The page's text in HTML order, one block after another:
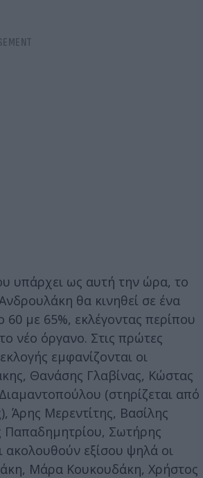
υπάρχει ως αυτή την ώρα, το
θα κινηθεί σε ένα
με 65%, εκλέγοντας περίπου
νέο όργανο. Στις πρώτες
εμφανίζονται οι
Θανάσης Γλαβίνας, Κώστας
(στηρίζεται από
Άρης Μερεντίτης, Βασίλης
Παπαδημητρίου, Σωτήρης
ακολουθούν εξίσου ψηλά οι
Μάρα Κουκουδάκη, Χρήστος